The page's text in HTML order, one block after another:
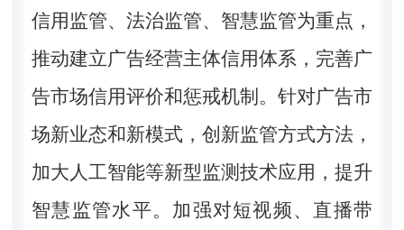
信用监管、法治监管、智慧监管为重点，
推动建立广告经营主体信用体系，完善广
告市场信用评价和惩戒机制。针对广告市
场新业态和新模式，创新监管方式方法，
加大人工智能等新型监测技术应用，提升
智慧监管水平。加强对短视频、直播带